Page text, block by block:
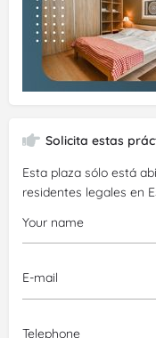
Solicita estas
Esta plaza sólo está
residentes legales en